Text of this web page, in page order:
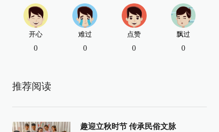
开心
0
难过
0
点赞
0
飘过
0
推荐阅读
趣迎立秋时节 传承民俗文脉